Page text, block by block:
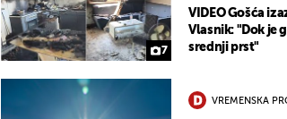
7
VIDEO Gošća
Vlasnik: "Dok je
srednji prst"
VREMENSKA